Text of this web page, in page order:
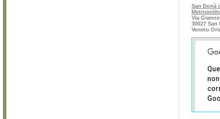
San Donà
Via
30027 San
Veneto